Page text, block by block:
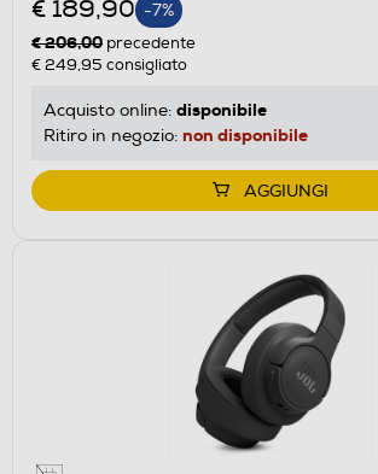
€ 189,90 -7%
€ 206,00 precedente
€ 249,95 consigliato
Acquisto online: disponibile
Ritiro in negozio: non disponibile
AGGIUNGI